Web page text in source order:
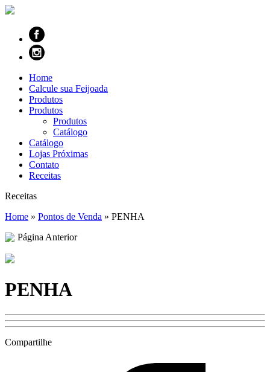
Home
Calcule sua Feijoada
Produtos
Produtos
Produtos
Catálogo
Catálogo
Lojas Próximas
Contato
Receitas
Receitas
Home » Pontos de Venda » PENHA
Página Anterior
PENHA
Compartilhe